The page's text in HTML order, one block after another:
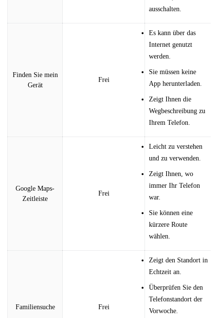
ausschalten.
Finden Sie mein
Gerät
Frei
Es kann über das
Internet genutzt
werden.
Sie müssen keine
App herunterladen.
Zeigt Ihnen die
Wegbeschreibung zu
Ihrem Telefon.
Google Maps-
Zeitleiste
Frei
Leicht zu verstehen
und zu verwenden.
Zeigt Ihnen, wo
immer Ihr Telefon
war.
Sie können eine
kürzere Route
wählen.
Familiensuche Frei
Zeigt den Standort in
Echtzeit an.
Überprüfen Sie den
Telefonstandort der
Vorwoche.